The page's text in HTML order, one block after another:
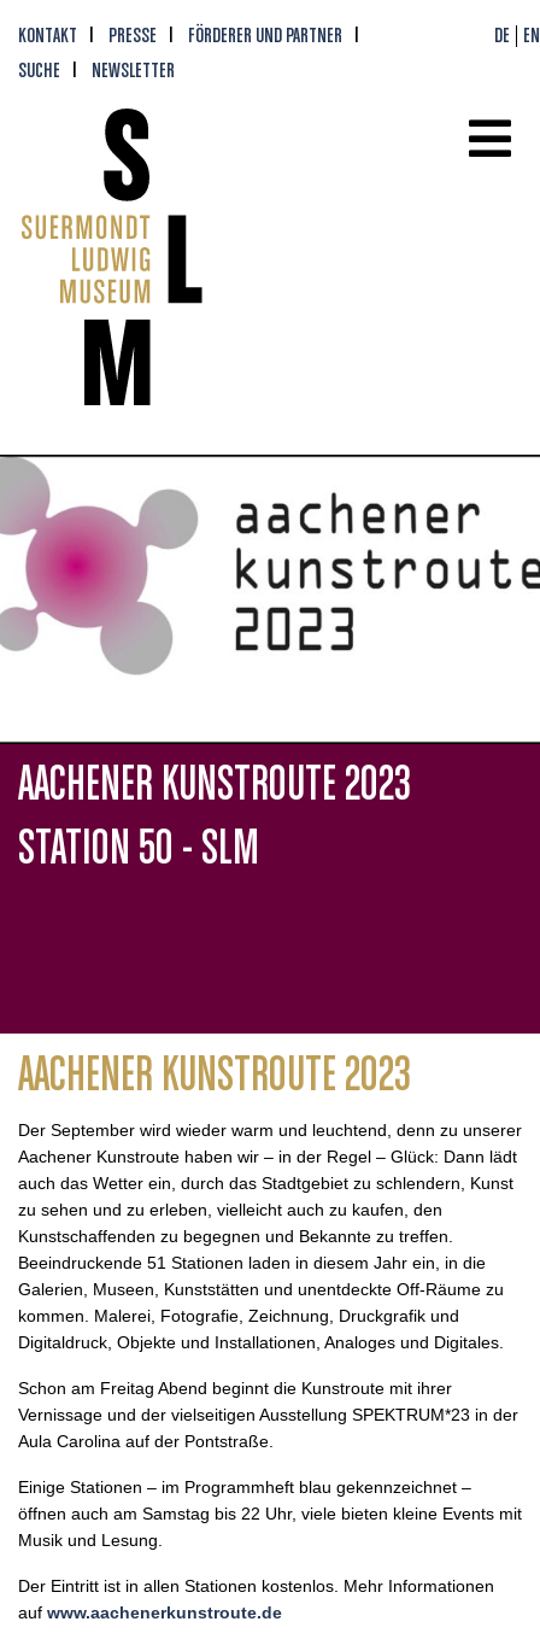
KONTAKT PRESSE
FÖRDERER UND PARTNER
SUCHE
NEWSLETTER
DE EN
AACHENER KUNSTROUTE 2023
STATION 50 - SLM
AACHENER KUNSTROUTE 2023
Der September wird wieder warm und leuchtend, denn zu unserer
Aachener Kunstroute haben wir – in der Regel – Glück: Dann lädt
auch das Wetter ein, durch das Stadtgebiet zu schlendern, Kunst
zu sehen und zu erleben, vielleicht auch zu kaufen, den
Kunstschaffenden zu begegnen und Bekannte zu treffen.
Beeindruckende 51 Stationen laden in diesem Jahr ein, in die
Galerien, Museen, Kunststätten und unentdeckte Off-Räume zu
kommen. Malerei, Fotografie, Zeichnung, Druckgrafik und
Digitaldruck, Objekte und Installationen, Analoges und Digitales.
Schon am Freitag Abend beginnt die Kunstroute mit ihrer
Vernissage und der vielseitigen Ausstellung SPEKTRUM*23 in der
Aula Carolina auf der Pontstraße.
Einige Stationen – im Programmheft blau gekennzeichnet –
öffnen auch am Samstag bis 22 Uhr, viele bieten kleine Events mit
Musik und Lesung.
Der Eintritt ist in allen Stationen kostenlos. Mehr Informationen
auf www.aachenerkunstroute.de